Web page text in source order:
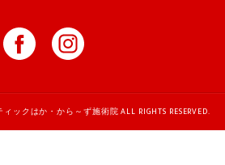
ックはか・から～ず施術院 ALL RIGHTS RESERVED.